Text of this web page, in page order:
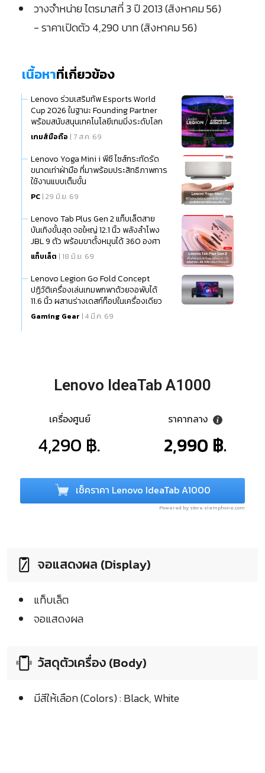
วางจำหน่าย ไตรมาสที่ 3 ปี 2013 (สิงหาคม 56)
- ราคาเปิดตัว 4,290 บาท (สิงหาคม 56)
เนื้อหาที่เกี่ยวข้อง
Lenovo ร่วมเสริมทัพ Esports World
Cup 2026 ในฐานะ Founding Partner
พร้อมสนับสนุนเทคโนโลยีเกมมิ่งระดับโลก
เกมส์มือถือ | 7 ส.ค. 69
Lenovo Yoga Mini i พีซี ไซส์กระทัดรัด
ขนาดเท่าฝ่ามือ ที่มาพร้อมประสิทธิภาพการ
ใช้งานแบบเต็มขั้น
PC | 29 มิ.ย. 69
Lenovo Tab Plus Gen 2 แท็บเล็ตสาย
บันเทิงขั้นสุด จอใหญ่ 12.1 นิ้ว พลังลำโพง
JBL 9 ตัว พร้อมขาตั้งหมุนได้ 360 องศา
แท็บเล็ต | 18 มิ.ย. 69
Lenovo Legion Go Fold Concept
ปฏิวัติเครื่องเล่นเกมพกพาด้วยจอพับได้
11.6 นิ้ว ผสานร่างเดสก์ท็อปในเครื่องเดียว
Gaming Gear | 4 มี.ค. 69
Lenovo IdeaTab A1000
เครื่องศูนย์
4,290 ฿.
ราคากลาง
2,990 ฿.
เช็คราคา Lenovo IdeaTab A1000
Powered by store.siamphone.com
จอแสดงผล (Display)
แท็บเล็ต
จอแสดงผล
วัสดุตัวเครื่อง (Body)
มีสีให้เลือก (Colors) : Black, White